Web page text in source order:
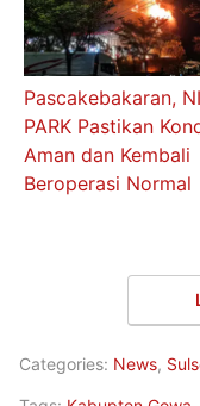
Pascakebakaran,
PARK Pastikan
Aman dan Kembali
Beroperasi Normal
Categories: News,